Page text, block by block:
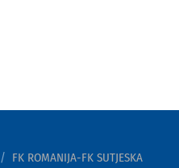
FK ROMANIJA-FK SUTJESKA